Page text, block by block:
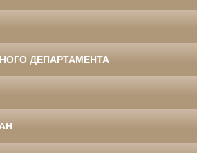
ДЕПАРТАМЕНТА